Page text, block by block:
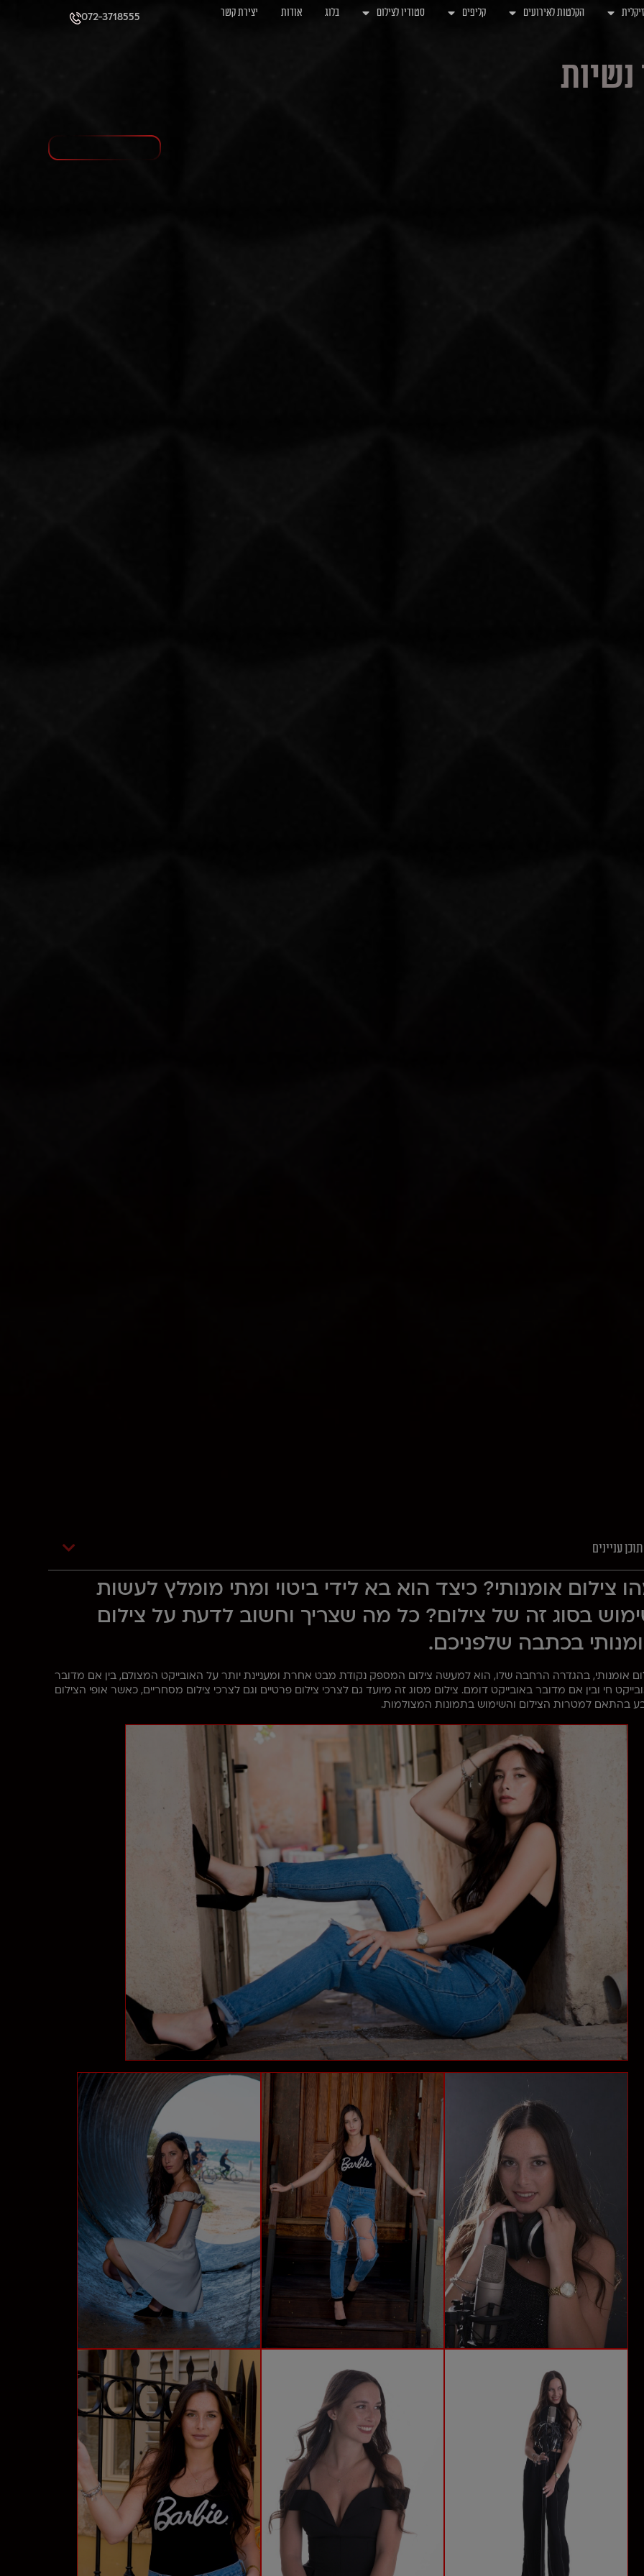
הקלטות לאירועים קליפים סטודיו לצילום בלוג אודות יצירת קשר 072-3718555
נשיות
תוכן עניינים
צילום אומנותי? כיצד הוא בא לידי ביטוי ומתי מומלץ לעשות
בסוג זה של צילום? כל מה שצריך וחשוב לדעת על צילום
בכתבה שלפניכם.
אומנותי, בהגדרה הרחבה שלו, הוא למעשה צילום המספק נקודת מבט אחרת ומעניינת יותר על האובייקט המצולם, בין אם מדובר
חי ובין אם מדובר באובייקט דומם. צילום מסוג זה מיועד גם לצרכי צילום פרטיים וגם לצרכי צילום מסחריים, כאשר אופי הצילום
בהתאם למטרות הצילום והשימוש בתמונות המצולמות.